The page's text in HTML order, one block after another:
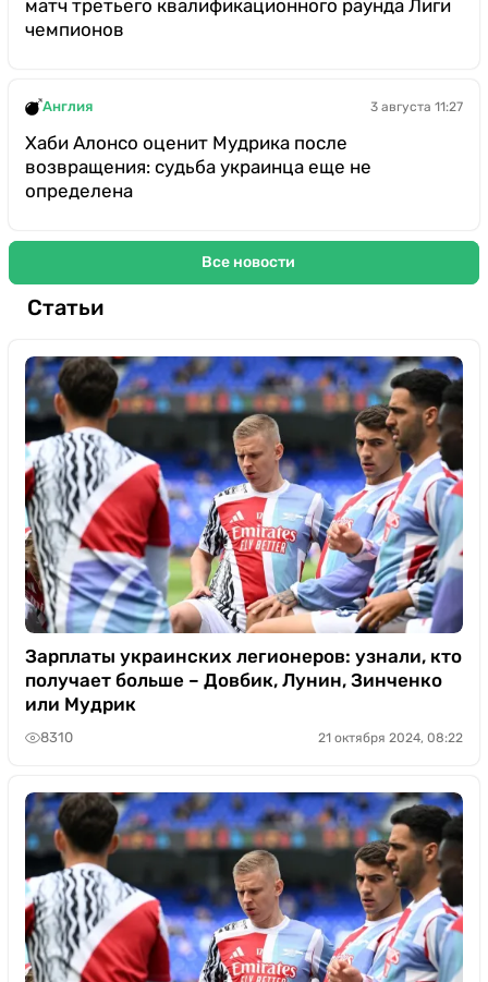
матч третьего квалификационного раунда Лиги
чемпионов
Англия 3 августа 11:27
Хаби Алонсо оценит Мудрика после
возвращения: судьба украинца еще не
определена
Все новости
Статьи
Зарплаты украинских легионеров: узнали, кто
получает больше – Довбик, Лунин, Зинченко
или Мудрик
8310 21 октября 2024, 08:22